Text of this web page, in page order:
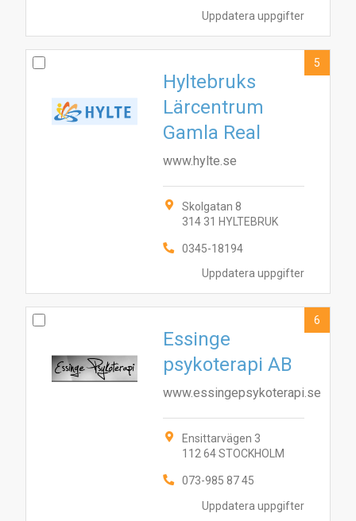
Uppdatera uppgifter
Uppdatera uppgifter
Hyltebruks
Lärcentrum
Gamla Real
www.hylte.se
Skolgatan 8
314 31 HYLTEBRUK
0345-18194
5
Uppdatera uppgifter
Essinge
psykoterapi AB
www.essingepsykoterapi.se
Ensittarvägen 3
112 64 STOCKHOLM
073-985 87 45
6